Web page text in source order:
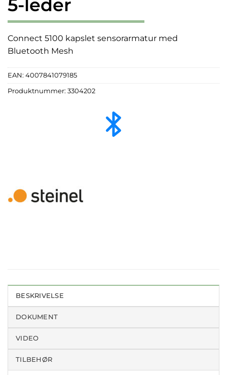
5-leder
Connect 5100 kapslet sensorarmatur med
Bluetooth Mesh
EAN: 4007841079185
Produktnummer: 3304202
BESKRIVELSE
DOKUMENT
VIDEO
TILBEHØR